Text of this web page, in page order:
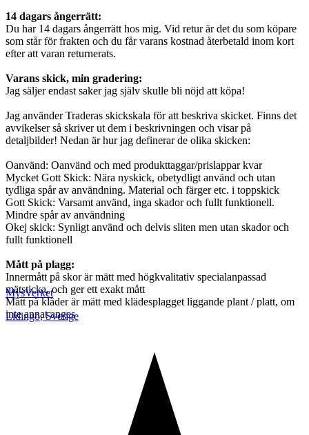
14 dagars ångerrätt:
Du har 14 dagars ångerrätt hos mig. Vid retur är det du som köpare
som står för frakten och du får varans kostnad återbetald inom kort
efter att varan returnerats.
Varans skick, min gradering:
Jag säljer endast saker jag själv skulle bli nöjd att köpa!
Jag använder Traderas skickskala för att beskriva skicket. Finns det
avvikelser så skriver ut dem i beskrivningen och visar på
detaljbilder! Nedan är hur jag definerar de olika skicken:
Oanvänd: Oanvänd och med produkttaggar/prislappar kvar
Mycket Gott Skick: Nära nyskick, obetydligt använd och utan
tydliga spår av användning. Material och färger etc. i toppskick
Gott Skick: Varsamt använd, inga skador och fullt funktionell.
Mindre spår av användning
Okej skick: Synligt använd och delvis sliten men utan skador och
fullt funktionell
Mått på plagg:
Innermått på skor är mätt med högkvalitativ specialanpassad
mätsticka, och ger ett exakt mått
Mått på kläder är mätt med klädesplagget liggande plant / platt, om
inte annat anges
MysVerket
Lidingö,Sverige